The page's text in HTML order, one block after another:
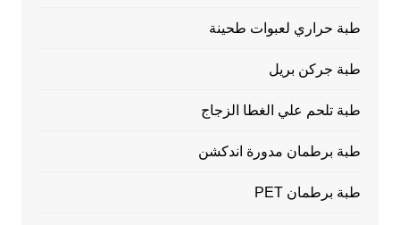
طبة حراري لعبوات طحينة
طبة جركن بريل
طبة تلحم علي الغطا الزجاج
طبة برطمان مدورة اندكشن
طبة برطمان PET